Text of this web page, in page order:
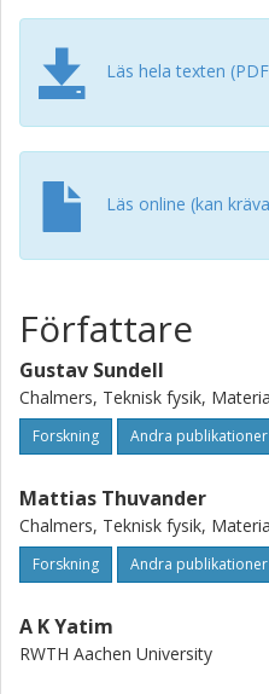
Läs hela texten
Läs online (kan
Författare
Gustav Sundell
Chalmers, Teknisk fysik,
Forskning Andra publikationer
Mattias Thuvander
Chalmers, Teknisk fysik,
Forskning Andra publikationer
A K Yatim
RWTH Aachen University